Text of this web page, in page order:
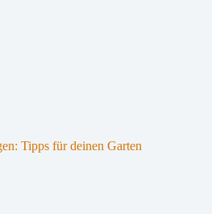
Tipps für deinen Garten